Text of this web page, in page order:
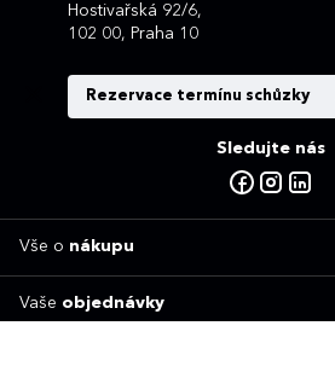
Hostivařská 92/6,
102 00, Praha 10
Rezervace termínu schůzky
Sledujte nás
Vše o nákupu
Vaše objednávky